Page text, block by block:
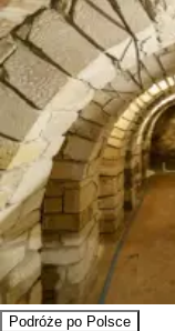
Podróże po Polsce